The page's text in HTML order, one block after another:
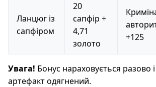
Ланцюг із
сапфіром
20
сапфір +
4,71
золото
+125
Увага! Бонус нараховується разово і
артефакт одягнений.